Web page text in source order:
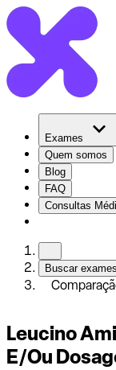
Exames
Quem somos
Blog
FAQ
Consultas
Buscar exames
Leucino
E/Ou